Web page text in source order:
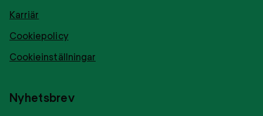
Karriär
Cookiepolicy
Cookieinställningar
Nyhetsbrev